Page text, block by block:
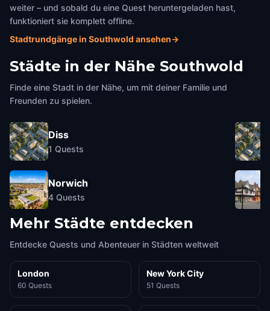
weiter – und sobald du eine Quest heruntergeladen hast,
funktioniert sie komplett offline.
Stadtrundgänge in Southwold ansehen→
Städte in der Nähe Southwold
Finde eine Stadt in der Nähe, um mit deiner Familie und
Freunden zu spielen.
Diss
1 Quests
Norwich
4 Quests
Mehr Städte entdecken
Entdecke Quests und Abenteuer in Städten weltweit
London
60 Quests
New York City
51 Quests